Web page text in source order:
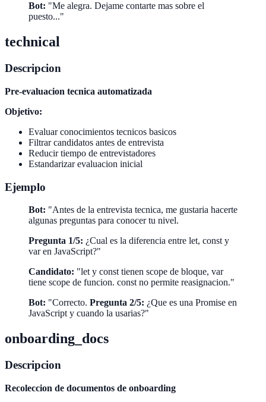
Bot: "Me alegra. Dejame contarte mas sobre el
puesto..."
technical
Descripcion
Pre-evaluacion tecnica automatizada
Objetivo:
Evaluar conocimientos tecnicos basicos
Filtrar candidatos antes de entrevista
Reducir tiempo de entrevistadores
Estandarizar evaluacion inicial
Ejemplo
Bot: "Antes de la entrevista tecnica, me gustaria hacerte
algunas preguntas para conocer tu nivel.
Pregunta 1/5: ¿Cual es la diferencia entre let, const y
var en JavaScript?"
Candidato: "let y const tienen scope de bloque, var
tiene scope de funcion. const no permite reasignacion."
Bot: "Correcto. Pregunta 2/5: ¿Que es una Promise en
JavaScript y cuando la usarias?"
onboarding_docs
Descripcion
Recoleccion de documentos de onboarding